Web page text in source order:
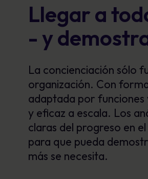
Llegar a
- y
La concienciación sólo
organización. Con
adaptada por funciones
y eficaz a escala. Los
claras del progreso en
para que pueda
más se necesita.